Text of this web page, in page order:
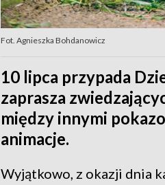
Fot. Agnieszka Bohdanowicz
10 lipca przypada
zaprasza
między innymi
animacje.
Wyjątkowo, z okazji dnia